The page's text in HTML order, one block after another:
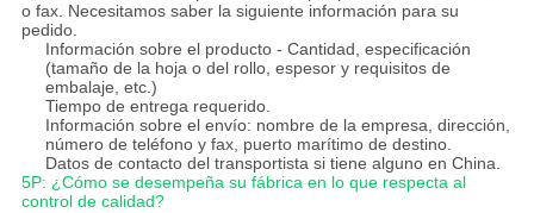
o fax. Necesitamos saber la siguiente información para su
pedido.
Información sobre el producto - Cantidad, especificación
(tamaño de la hoja o del rollo, espesor y requisitos de
embalaje, etc.)
Tiempo de entrega requerido.
Información sobre el envío: nombre de la empresa, dirección,
número de teléfono y fax, puerto marítimo de destino.
Datos de contacto del transportista si tiene alguno en China.
5P: ¿Cómo se desempeña su fábrica en lo que respecta al
control de calidad?